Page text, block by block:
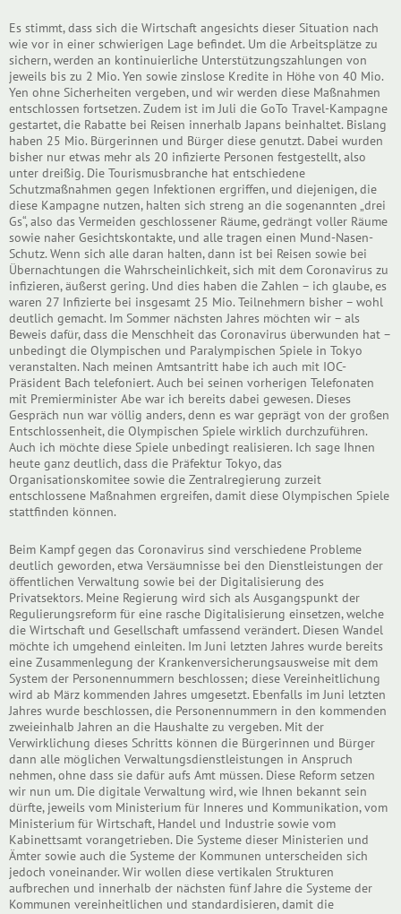
Es stimmt, dass sich die Wirtschaft angesichts dieser Situation nach
wie vor in einer schwierigen Lage befindet. Um die Arbeitsplätze zu
sichern, werden an kontinuierliche Unterstützungszahlungen von
jeweils bis zu 2 Mio. Yen sowie zinslose Kredite in Höhe von 40 Mio.
Yen ohne Sicherheiten vergeben, und wir werden diese Maßnahmen
entschlossen fortsetzen. Zudem ist im Juli die GoTo Travel-Kampagne
gestartet, die Rabatte bei Reisen innerhalb Japans beinhaltet. Bislang
haben 25 Mio. Bürgerinnen und Bürger diese genutzt. Dabei wurden
bisher nur etwas mehr als 20 infizierte Personen festgestellt, also
unter dreißig. Die Tourismusbranche hat entschiedene
Schutzmaßnahmen gegen Infektionen ergriffen, und diejenigen, die
diese Kampagne nutzen, halten sich streng an die sogenannten „drei
Gs“, also das Vermeiden geschlossener Räume, gedrängt voller Räume
sowie naher Gesichtskontakte, und alle tragen einen Mund-Nasen-
Schutz. Wenn sich alle daran halten, dann ist bei Reisen sowie bei
Übernachtungen die Wahrscheinlichkeit, sich mit dem Coronavirus zu
infizieren, äußerst gering. Und dies haben die Zahlen – ich glaube, es
waren 27 Infizierte bei insgesamt 25 Mio. Teilnehmern bisher – wohl
deutlich gemacht. Im Sommer nächsten Jahres möchten wir – als
Beweis dafür, dass die Menschheit das Coronavirus überwunden hat –
unbedingt die Olympischen und Paralympischen Spiele in Tokyo
veranstalten. Nach meinen Amtsantritt habe ich auch mit IOC-
Präsident Bach telefoniert. Auch bei seinen vorherigen Telefonaten
mit Premierminister Abe war ich bereits dabei gewesen. Dieses
Gespräch nun war völlig anders, denn es war geprägt von der großen
Entschlossenheit, die Olympischen Spiele wirklich durchzuführen.
Auch ich möchte diese Spiele unbedingt realisieren. Ich sage Ihnen
heute ganz deutlich, dass die Präfektur Tokyo, das
Organisationskomitee sowie die Zentralregierung zurzeit
entschlossene Maßnahmen ergreifen, damit diese Olympischen Spiele
stattfinden können.
Beim Kampf gegen das Coronavirus sind verschiedene Probleme
deutlich geworden, etwa Versäumnisse bei den Dienstleistungen der
öffentlichen Verwaltung sowie bei der Digitalisierung des
Privatsektors. Meine Regierung wird sich als Ausgangspunkt der
Regulierungsreform für eine rasche Digitalisierung einsetzen, welche
die Wirtschaft und Gesellschaft umfassend verändert. Diesen Wandel
möchte ich umgehend einleiten. Im Juni letzten Jahres wurde bereits
eine Zusammenlegung der Krankenversicherungsausweise mit dem
System der Personennummern beschlossen; diese Vereinheitlichung
wird ab März kommenden Jahres umgesetzt. Ebenfalls im Juni letzten
Jahres wurde beschlossen, die Personennummern in den kommenden
zweieinhalb Jahren an die Haushalte zu vergeben. Mit der
Verwirklichung dieses Schritts können die Bürgerinnen und Bürger
dann alle möglichen Verwaltungsdienstleistungen in Anspruch
nehmen, ohne dass sie dafür aufs Amt müssen. Diese Reform setzen
wir nun um. Die digitale Verwaltung wird, wie Ihnen bekannt sein
dürfte, jeweils vom Ministerium für Inneres und Kommunikation, vom
Ministerium für Wirtschaft, Handel und Industrie sowie vom
Kabinettsamt vorangetrieben. Die Systeme dieser Ministerien und
Ämter sowie auch die Systeme der Kommunen unterscheiden sich
jedoch voneinander. Wir wollen diese vertikalen Strukturen
aufbrechen und innerhalb der nächsten fünf Jahre die Systeme der
Kommunen vereinheitlichen und standardisieren, damit die